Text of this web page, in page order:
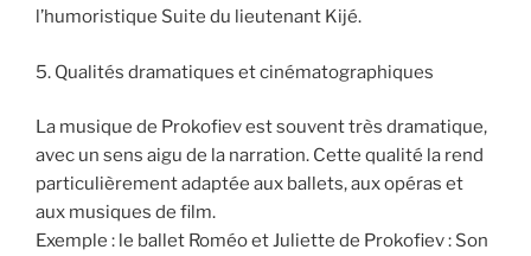
l’humoristique Suite du lieutenant Kijé.
5. Qualités dramatiques et cinématographiques
La musique de Prokofiev est souvent très dramatique,
avec un sens aigu de la narration. Cette qualité la rend
particulièrement adaptée aux ballets, aux opéras et
aux musiques de film.
Exemple : le ballet Roméo et Juliette de Prokofiev : Son